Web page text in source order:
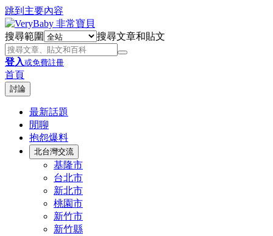
跳到主要內容
搜尋範圍 搜尋文章和貼文
登入或免費註冊
首頁
討論
最新話題
閒聊
抱怨爆料
北台灣交流
基隆市
台北市
新北市
桃園市
新竹市
新竹縣